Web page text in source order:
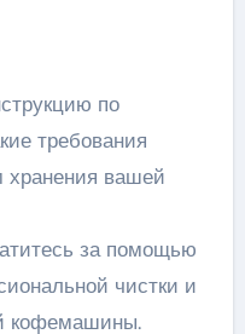
по
требования
хранения вашей
за помощью
чистки и
кофемашины.